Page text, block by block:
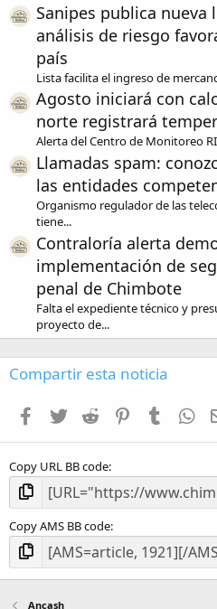
Sanipes publica nueva
análisis de riesgo
país
Lista facilita el ingreso de
Agosto iniciará con
norte registrará
Alerta del Centro de Monitoreo
Llamadas spam:
las entidades
Organismo regulador de las
tiene...
Contraloría alerta
implementación de
penal de Chimbote
Falta el expediente técnico y
proyecto de...
Compartir esta noticia
FacebookTwitterRedditPinterest
Copy URL BB code
Copy AMS BB code
Ancash